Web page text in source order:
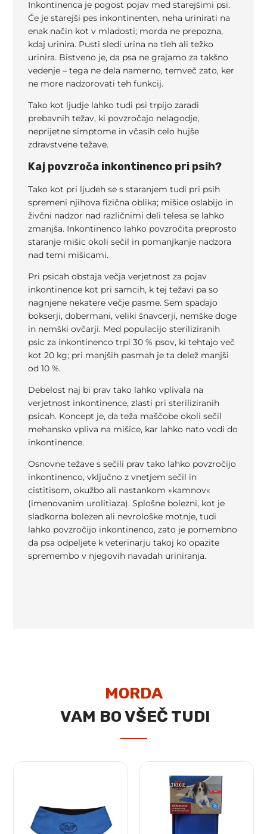
Inkontinenca je pogost pojav med starejšimi psi.
Če je starejši pes inkontinenten, neha urinirati na
enak način kot v mladosti; morda ne prepozna,
kdaj urinira. Pusti sledi urina na tleh ali težko
urinira. Bistveno je, da psa ne grajamo za takšno
vedenje – tega ne dela namerno, temveč zato, ker
ne more nadzorovati teh funkcij.
Tako kot ljudje lahko tudi psi trpijo zaradi
prebavnih težav, ki povzročajo nelagodje,
neprijetne simptome in včasih celo hujše
zdravstvene težave.
Kaj povzroča inkontinenco pri psih?
Tako kot pri ljudeh se s staranjem tudi pri psih
spremeni njihova fizična oblika; mišice oslabijo in
živčni nadzor nad različnimi deli telesa se lahko
zmanjša. Inkontinenco lahko povzročita preprosto
staranje mišic okoli sečil in pomanjkanje nadzora
nad temi mišicami.
Pri psicah obstaja večja verjetnost za pojav
inkontinence kot pri samcih, k tej težavi pa so
nagnjene nekatere večje pasme. Sem spadajo
bokserji, dobermani, veliki šnavcerji, nemške doge
in nemški ovčarji. Med populacijo steriliziranih
psic za inkontinenco trpi 30 % psov, ki tehtajo več
kot 20 kg; pri manjših pasmah je ta delež manjši
od 10 %.
Debelost naj bi prav tako lahko vplivala na
verjetnost inkontinence, zlasti pri steriliziranih
psicah. Koncept je, da teža maščobe okoli sečil
mehansko vpliva na mišice, kar lahko nato vodi do
inkontinence.
Osnovne težave s sečili prav tako lahko povzročijo
inkontinenco, vključno z vnetjem sečil in
cistitisom, okužbo ali nastankom »kamnov«
(imenovanim urolitiaza). Splošne bolezni, kot je
sladkorna bolezen ali nevrološke motnje, tudi
lahko povzročijo inkontinenco, zato je pomembno
da psa odpeljete k veterinarju takoj ko opazite
spremembo v njegovih navadah uriniranja.
MORDA
VAM BO VŠEČ TUDI